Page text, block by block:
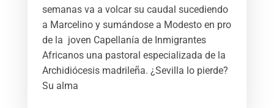
semanas va a volcar su caudal sucediendo
a Marcelino y sumándose a Modesto en pro
de la joven Capellanía de Inmigrantes
Africanos una pastoral especializada de la
Archidiócesis madrileña. ¿Sevilla lo pierde?
Su alma